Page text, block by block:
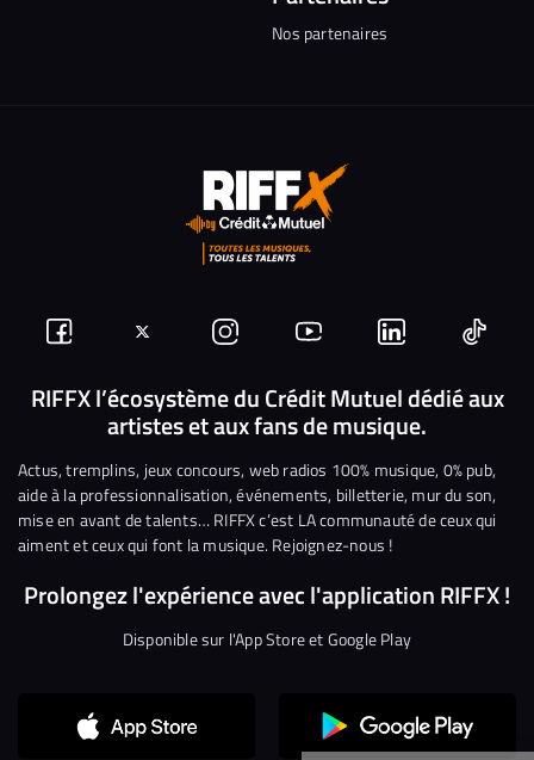
Continuer sans accepter
Nos partenaires
Suivez-
nous
Facebook
Suivez-
nous
sur
Twitter
Nous
rejoindre
sur
Instagram
Nous
rejoindre
sur
YouTube
Nous
rejoindre
sur
Linkedin
Nous
RIFFX l’écosystème du Crédit Mutuel dédié aux
artistes et aux fans de musique.
Actus, tremplins, jeux concours, web radios 100% musique, 0% pub,
aide à la professionnalisation, événements, billetterie, mur du son,
mise en avant de talents… RIFFX c’est LA communauté de ceux qui
aiment et ceux qui font la musique. Rejoignez-nous !
Prolongez l'expérience avec l'application RIFFX !
Disponible sur l'App Store et Google Play